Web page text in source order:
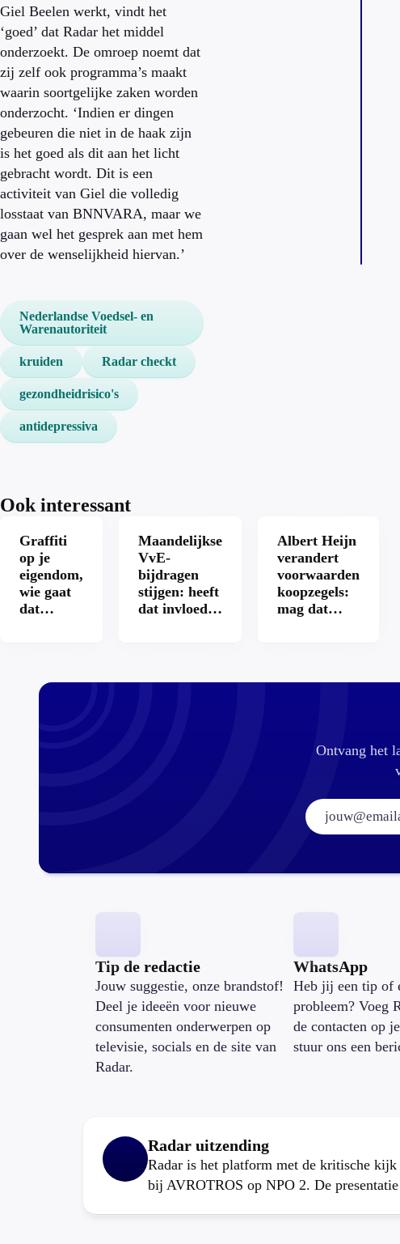
Giel Beelen werkt, vindt het
‘goed’ dat Radar het middel
onderzoekt. De omroep noemt dat
zij zelf ook programma’s maakt
waarin soortgelijke zaken worden
onderzocht. ‘Indien er dingen
gebeuren die niet in de haak zijn
is het goed als dit aan het licht
gebracht wordt. Dit is een
activiteit van Giel die volledig
losstaat van BNNVARA, maar we
gaan wel het gesprek aan met hem
over de wenselijkheid hiervan.’
Nederlandse Voedsel- en
Warenautoriteit
kruiden Radar checkt
gezondheidrisico's
antidepressiva
Ook interessant
Graffiti
op je
eigendom,
wie gaat
dat
Maandelijkse
VvE-
bijdragen
stijgen: heeft
dat invloed
Albert Heijn
verandert
voorwaarden
koopzegels:
mag dat
Ontvang het
Tip de redactie
Jouw suggestie, onze brandstof!
Deel je ideeën voor nieuwe
consumenten onderwerpen op
televisie, socials en de site van
Radar.
WhatsApp
Heb jij een tip of
probleem? Voeg
de contacten op
stuur ons een
Radar uitzending
Radar is het platform met de kritische
bij AVROTROS op NPO 2. De